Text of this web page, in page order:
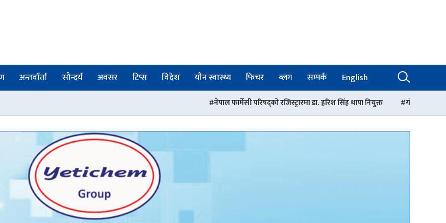
अन्तर्वार्ता सौन्दर्य अवसर टिप्स विदेश यौन स्वास्थ्य फिचर ब्लग सम्पर्क English
नेपाल फार्मेसी परिषद्को रजिस्ट्रारमा डा. हरिश सिंह थापा नियुक्त गंगालाल अस्पतालको निर्देशकमा डा.